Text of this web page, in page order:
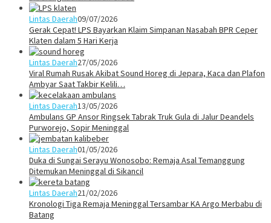
Lintas Daerah09/07/2026
Gerak Cepat! LPS Bayarkan Klaim Simpanan Nasabah BPR Ceper
Klaten dalam 5 Hari Kerja
Lintas Daerah27/05/2026
Viral Rumah Rusak Akibat Sound Horeg di Jepara, Kaca dan Plafon
Ambyar Saat Takbir Kelili…
Lintas Daerah13/05/2026
Ambulans GP Ansor Ringsek Tabrak Truk Gula di Jalur Deandels
Purworejo, Sopir Meninggal
Lintas Daerah01/05/2026
Duka di Sungai Serayu Wonosobo: Remaja Asal Temanggung
Ditemukan Meninggal di Sikancil
Lintas Daerah21/02/2026
Kronologi Tiga Remaja Meninggal Tersambar KA Argo Merbabu di
Batang